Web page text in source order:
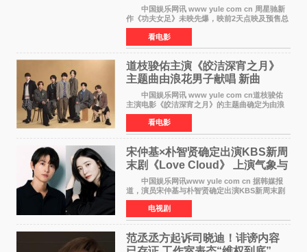
中国娱乐网讯 www yule com cn 周星驰新
作《功夫女足》未映先爆，映前2天点映及预售总
票房已突破4000万大关，成为暑期档最受期待的
电影之一。这部融合功夫元素与足球题材的喜剧
电影，将于7月
看电影
道枝骏佑主演《皎洁深宵之月》
主题曲由浪花男子献唱 新曲
《Moonlit》预告公开
中国娱乐网讯 www yule com cn道枝骏佑
主演电影《皎洁深宵之月》的主题曲确定为由浪
花男子演唱的新曲《Moonlit》。使用该乐曲的最
新预告片也已制作完成。 本片讲述的是市村
琥珀（道枝骏佑
看电影
宋仲基×朴智贤确定出演KBS新周
末剧《Love Cloud》 上演气象与
诅咒交织的奇幻爱情
中国娱乐网讯www yule com cn 据韩媒报
道，演员宋仲基与朴智贤确定出演KBS新周末剧
《Love Cloud》，分别担任男女主角。该剧预计
将于明年播出，引发观众期待。 《Love
Cloud》讲述了一位
电视剧
范丞丞方起诉司晓迪！诽谤内容